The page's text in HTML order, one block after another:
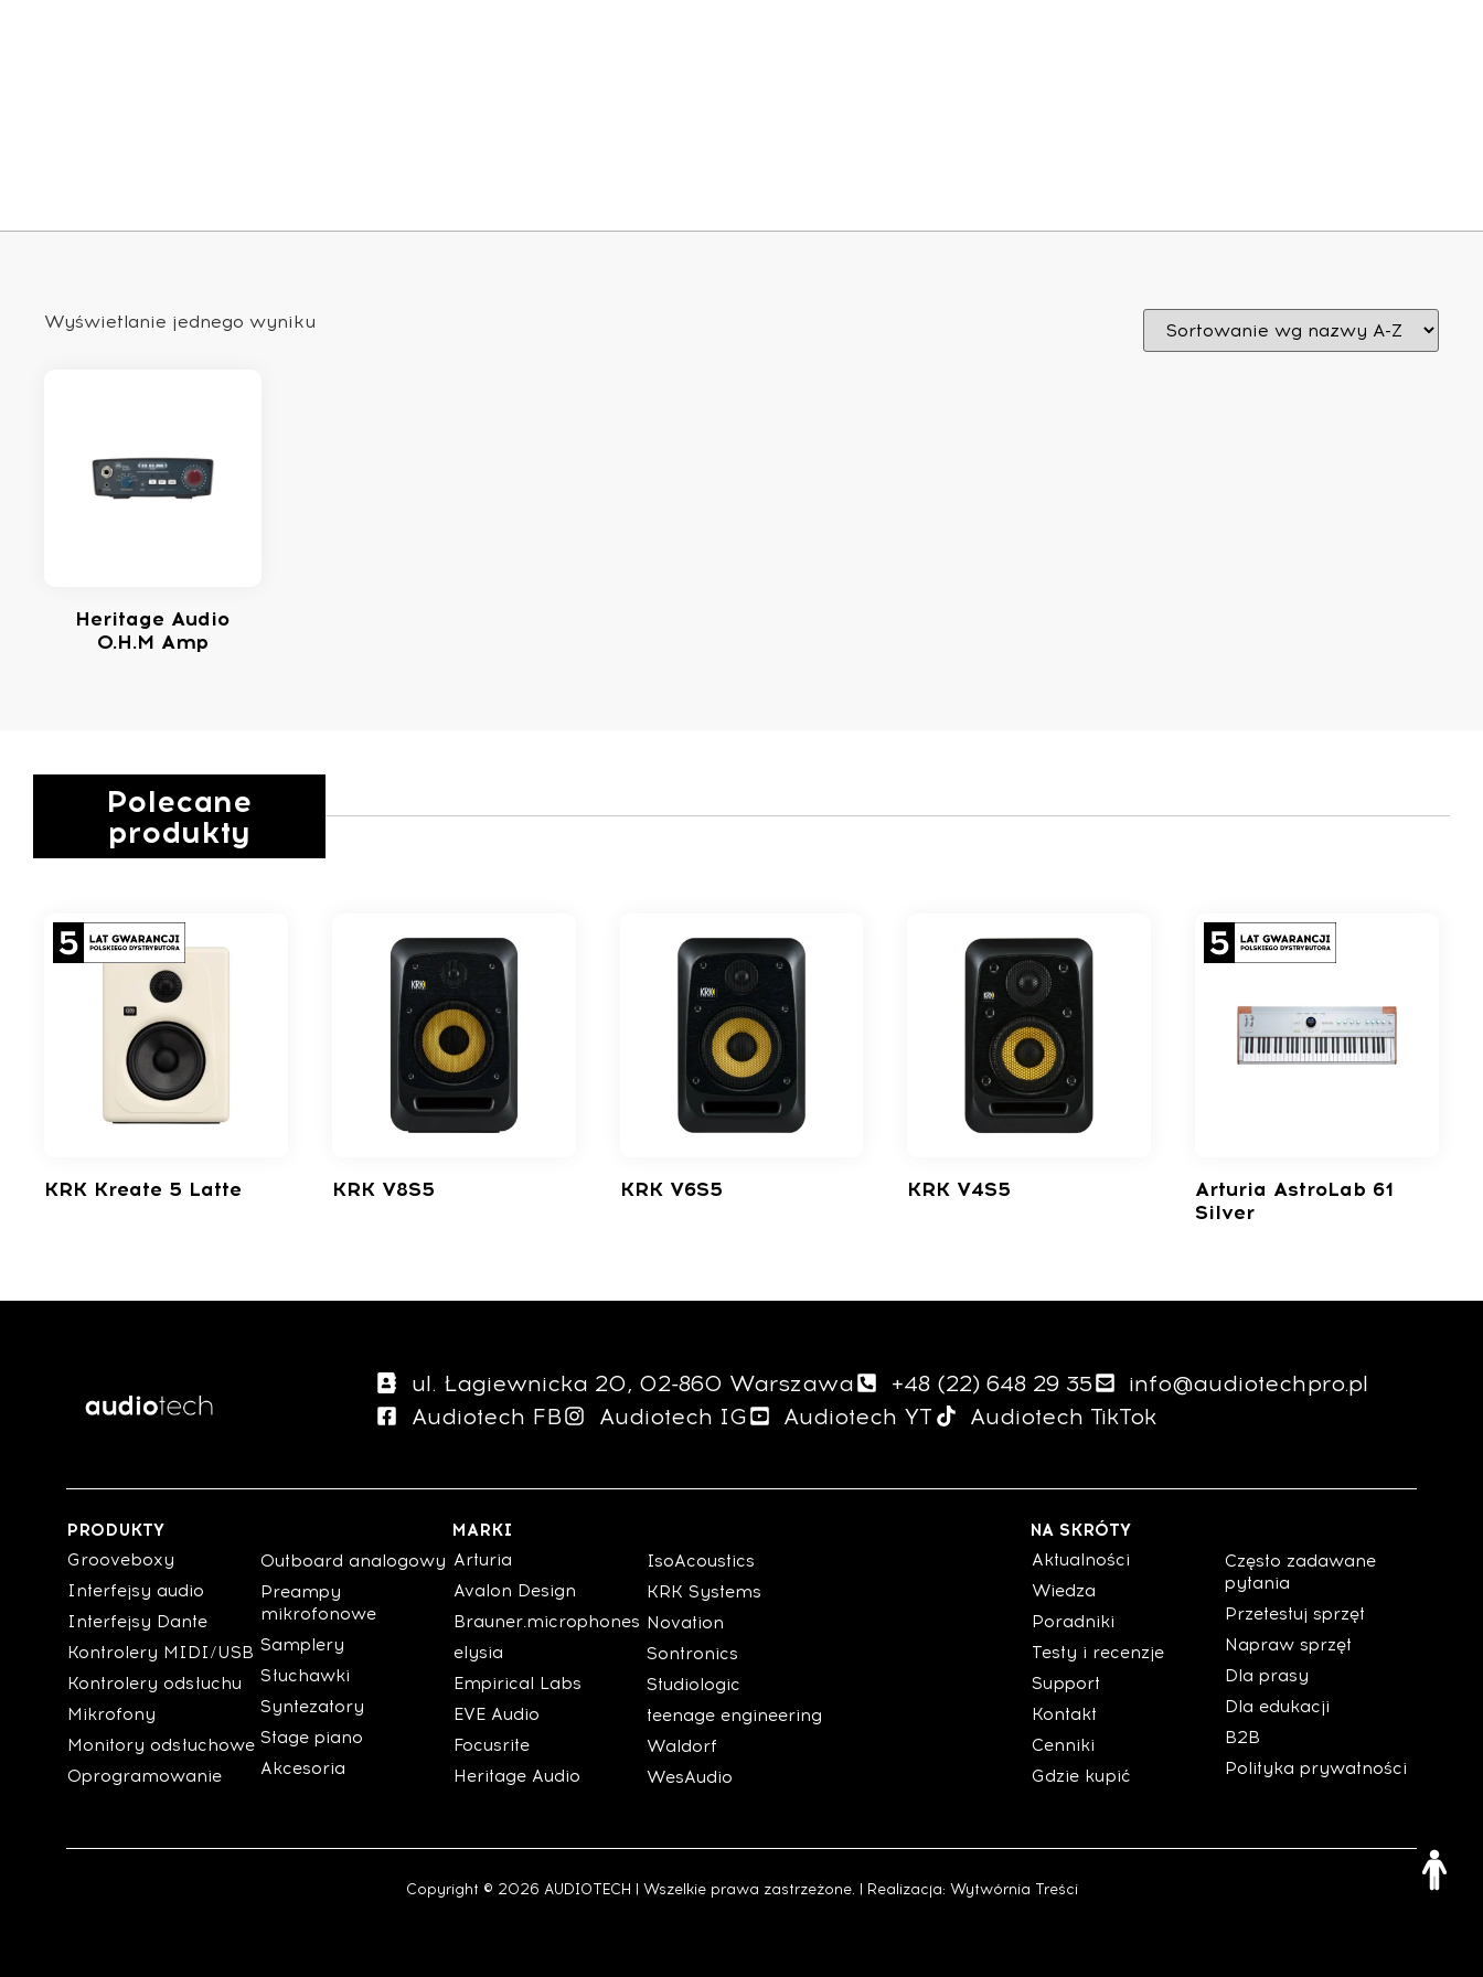
Wyświetlanie jednego wyniku
Heritage Audio
O.H.M Amp
Polecane
produkty
KRK Kreate 5 Latte KRK V8S5​ KRK V6S5 KRK V4S5​
Arturia AstroLab 61
Silver
ul. Łagiewnicka 20, 02-860 Warszawa +48 (22) 648 29 35
info@audiotechpro.pl
Audiotech FB
Audiotech IG Audiotech YT Audiotech TikTok
PRODUKTY
Grooveboxy
Interfejsy audio
Interfejsy Dante
Kontrolery MIDI/USB
Kontrolery odsłuchu
Mikrofony
Monitory odsłuchowe
Oprogramowanie
Outboard analogowy
Preampy
mikrofonowe
Samplery
Słuchawki
Syntezatory
Stage piano
Akcesoria
MARKI
Arturia
Avalon Design
Brauner.microphones
elysia
Empirical Labs
EVE Audio
Focusrite
Heritage Audio
IsoAcoustics
KRK Systems
Novation
Sontronics
Studiologic
teenage engineering
Waldorf
WesAudio
NA SKRÓTY
Aktualności
Wiedza
Poradniki
Testy i recenzje
Support
Kontakt
Cenniki
Gdzie kupić
Często zadawane
pytania
Przetestuj sprzęt
Napraw sprzęt
Dla prasy
Dla edukacji
B2B
Polityka prywatności
Copyright © 2026 AUDIOTECH | Wszelkie prawa zastrzeżone. | Realizacja: Wytwórnia Treści